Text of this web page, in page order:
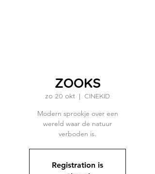
ZOOKS
zo 20 okt
  |
CINEKID
Modern sprookje over een
wereld waar de natuur
verboden is.
Registration is